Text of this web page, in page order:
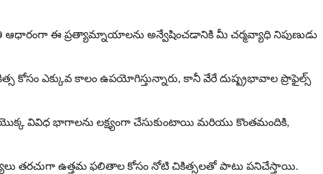
ఆధారంగా ఈ ప్రత్యామ్నాయాలను అన్వేషించడానికి మీ చర్మవ్యాధి నిపుణుడు
ఎక్కువ కాలం ఉపయోగిస్తున్నారు, కానీ వేరే దుష్ప్రభావాల ప్రొఫైల్స్
యొక్క వివిధ భాగాలను లక్ష్యంగా చేసుకుంటాయి మరియు కొంతమందికి,
తరచుగా ఉత్తమ ఫలితాల కోసం నోటి చికిత్సలతో పాటు పనిచేస్తాయి.